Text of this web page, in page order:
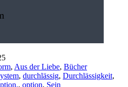
, Aus der Liebe, Bücher
, durchlässig, Durchlässigkeit,
, option, Sein